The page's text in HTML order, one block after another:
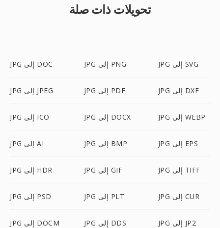
تحويلات ذات صلة
JPG إلى DOC JPG إلى PNG JPG إلى SVG
JPG إلى JPEG JPG إلى PDF JPG إلى DXF
JPG إلى ICO JPG إلى DOCX JPG إلى WEBP
JPG إلى AI JPG إلى BMP JPG إلى EPS
JPG إلى HDR JPG إلى GIF JPG إلى TIFF
JPG إلى PSD JPG إلى PLT JPG إلى CUR
JPG إلى DOCM JPG إلى DDS JPG إلى JP2